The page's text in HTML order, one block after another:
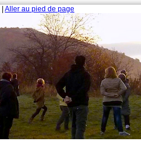
Aller au pied de page